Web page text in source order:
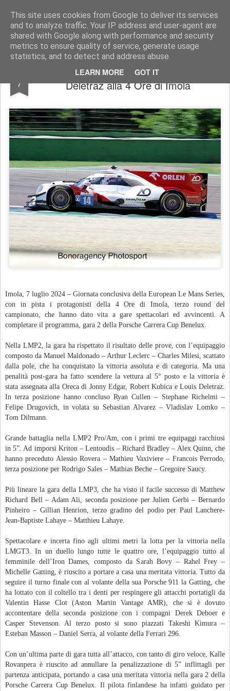
This site uses cookies from Google to deliver its services
and to analyze traffic. Your IP address and user-agent are
shared with Google along with performance and security
metrics to ensure quality of service, generate usage
statistics, and to detect and address abuse.
LEARN MORE GOT IT
AutoMotoCorse. Motorsport Random News 280912
7
ELMS / Vittoria di Edgar, Kubica e
Deletraz alla 4 Ore di Imola
Imola, 7 luglio 2024 – Giornata conclusiva della European Le Mans Series,
con in pista i protagonisti della 4 Ore di Imola, terzo round del
campionato, che hanno dato vita a gare spettacolari ed avvincenti. A
completare il programma, gara 2 della Porsche Carrera Cup Benelux.
Nella LMP2, la gara ha rispettato il risultato delle prove, con l’equipaggio
composto da Manuel Maldonado – Arthur Leclerc – Charles Milesi, scattato
dalla pole, che ha conquistato la vittoria assoluta e di categoria. Ma una
penalità post-gara ha fatto scendere la vettura al 5° posto e la vittoria è
stata assegnata alla Oreca di Jonny Edgar, Robert Kubica e Louis Deletraz.
Interza posizione hanno concluso Ryan Cullen – Stephane Richelmi –
Felipe Drugovich, in volata su Sebastian Alvarez – Vladislav Lomko –
Tom Dilmann.
Grande battaglia nella LMP2 Pro/Am, con i primi tre equipaggi racchiusi
in 5”. Ad imporsi Kriton – Lentoudis – Richard Bradley – Alex Quinn, che
hanno preceduto Alessio Rovera – Mathieu Vaxiviere – Francois Perrodo,
terza posizione per Rodrigo Sales – Mathias Beche – Gregoire Saucy.
Più lineare la gara della LMP3, che ha visto il facile successo di Matthew
Richard Bell – Adam Ali, seconda posizione per Julien Gerbi – Bernardo
Pinheiro – Gillian Henrion, terzo gradino del podio per Paul Lanchere-
Jean-Baptiste Lahaye – Matthieu Lahaye.
Spettacolare e incerta fino agli ultimi metri la lotta per la vittoria nella
LMGT3. In un duello lungo tutte le quattro ore, l’equipaggio tutto al
femminile dell’Iron Dames, composto da Sarah Bovy – Rahel Frey –
Michelle Gatting, è riuscito a portare a casa una meritata vittoria. Tutto da
seguire il turno finale con al volante della sua Porsche 911 la Gatting, che
ha lottato con il coltello tra i denti per respingere gli attacchi portatigli da
Valentin Hasse Clot (Aston Martin Vantage AMR), che si è dovuto
accontentare della seconda posizione con i compagni Derek Deboer e
Casper Stevenson. Al terzo posto si sono piazzati Takeshi Kimura –
Esteban Masson – Daniel Serra, al volante della Ferrari 296.
Con un’ultima parte di gara tutta all’attacco, con tanto di giro veloce, Kalle
Rovanpera è riuscito ad annullare la penalizzazione di 5” inflittagli per
partenza anticipata, portando a casa una meritata vittoria nella gara 2 della
Porsche Carrera Cup Benelux. Il pilota finlandese ha infatti guidato per